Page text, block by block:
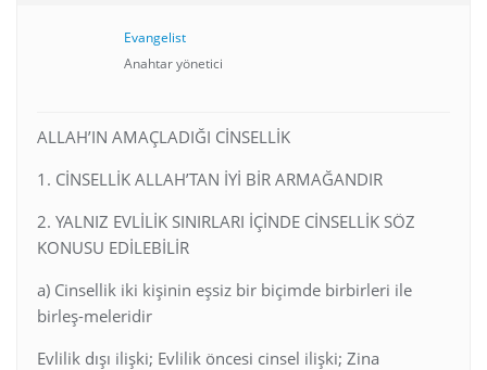
Evangelist
Anahtar yönetici
ALLAH’IN AMAÇLADIĞI CİNSELLİK
1. CİNSELLİK ALLAH’TAN İYİ BİR ARMAĞANDIR
2. YALNIZ EVLİLİK SINIRLARI İÇİNDE CİNSELLİK SÖZ
KONUSU EDİLEBİLİR
a) Cinsellik iki kişinin eşsiz bir biçimde birbirleri ile
birleş-meleridir
Evlilik dışı ilişki; Evlilik öncesi cinsel ilişki; Zina